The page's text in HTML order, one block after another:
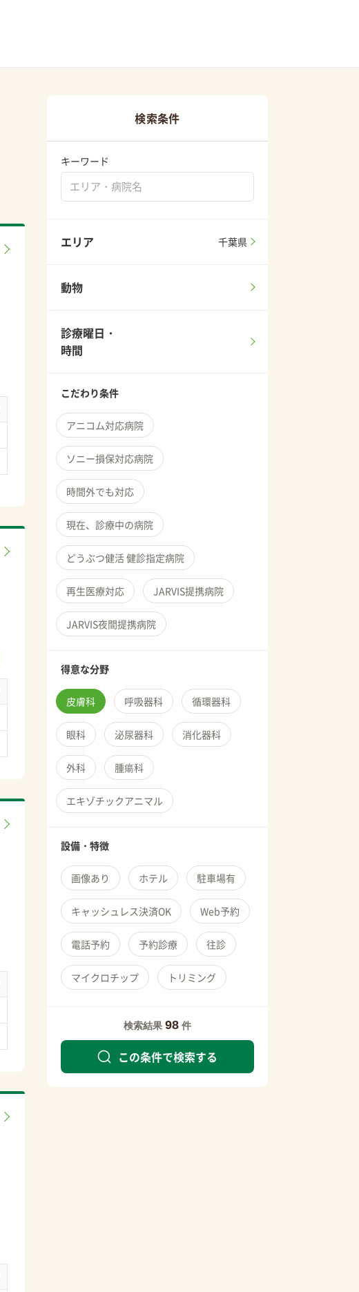
検索条件
キーワード
エリア 千葉県
動物
診療曜日・
時間
こだわり条件
アニコム対応病院
ソニー損保対応病院
時間外でも対応
現在、診療中の病院
どうぶつ健活 健診指定病院
再生医療対応 JARVIS提携病院
JARVIS夜間提携病院
得意な分野
皮膚科 呼吸器科 循環器科
眼科 泌尿器科 消化器科
外科 腫瘍科
エキゾチックアニマル
設備・特徴
画像あり ホテル 駐車場有
キャッシュレス決済OK Web予約
電話予約 予約診療 往診
マイクロチップ トリミング
検索結果 98 件
この条件で検索する